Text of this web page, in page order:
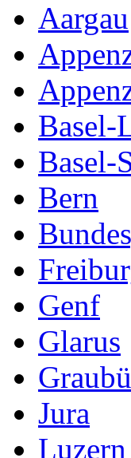
Aargau
Basel-
Basel-
Bern
Genf
Glarus
Jura
Luzern